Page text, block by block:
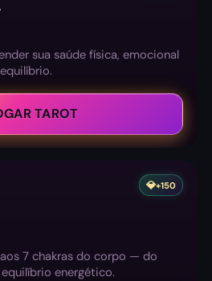
sua saúde física, emocional
TAROT
💎+150
7 chakras do corpo — do
energético.